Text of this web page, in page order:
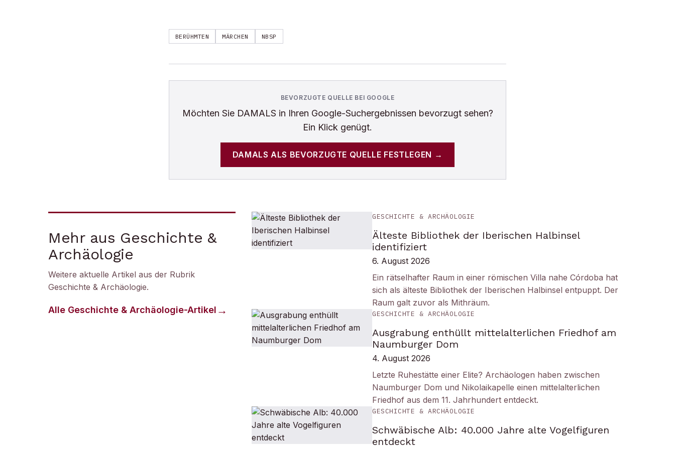
BERÜHMTEN MÄRCHEN NBSP
BEVORZUGTE QUELLE BEI GOOGLE
Möchten Sie DAMALS in Ihren Google-Suchergebnissen bevorzugt sehen?
Ein Klick genügt.
DAMALS ALS BEVORZUGTE QUELLE FESTLEGEN →
Mehr aus Geschichte &
Archäologie
Weitere aktuelle Artikel aus der Rubrik
Geschichte & Archäologie.
Alle Geschichte & Archäologie-Artikel
GESCHICHTE & ARCHÄOLOGIE
Älteste Bibliothek der Iberischen Halbinsel
identifiziert
6. August 2026
Ein rätselhafter Raum in einer römischen Villa nahe Córdoba hat
sich als älteste Bibliothek der Iberischen Halbinsel entpuppt. Der
Raum galt zuvor als Mithräum.
GESCHICHTE & ARCHÄOLOGIE
Ausgrabung enthüllt mittelalterlichen Friedhof am
Naumburger Dom
4. August 2026
Letzte Ruhestätte einer Elite? Archäologen haben zwischen
Naumburger Dom und Nikolaikapelle einen mittelalterlichen
Friedhof aus dem 11. Jahrhundert entdeckt.
GESCHICHTE & ARCHÄOLOGIE
Schwäbische Alb: 40.000 Jahre alte Vogelfiguren
entdeckt